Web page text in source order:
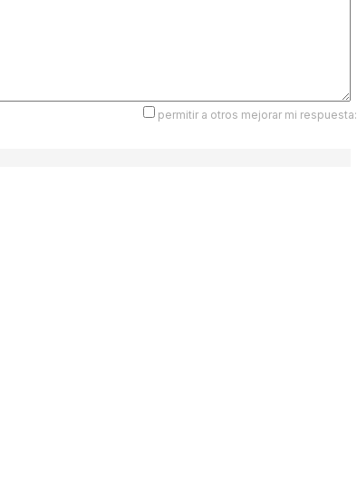
permitir a otros mejorar mi respuesta: